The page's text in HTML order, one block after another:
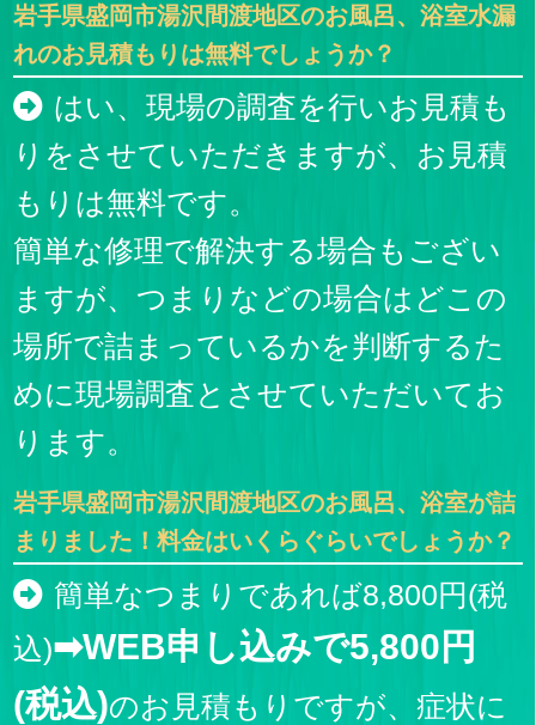
岩手県盛岡市湯沢間渡地区のお風呂、浴室水漏
れのお見積もりは無料でしょうか？
はい、現場の調査を行いお見積も
りをさせていただきますが、お見積
もりは無料です。
簡単な修理で解決する場合もござい
ますが、つまりなどの場合はどこの
場所で詰まっているかを判断するた
めに現場調査とさせていただいてお
ります。
岩手県盛岡市湯沢間渡地区のお風呂、浴室が詰
まりました！料金はいくらぐらいでしょうか？
簡単なつまりであれば8,800円(税
込)➡WEB申し込みで5,800円
(税込)のお見積もりですが、症状に